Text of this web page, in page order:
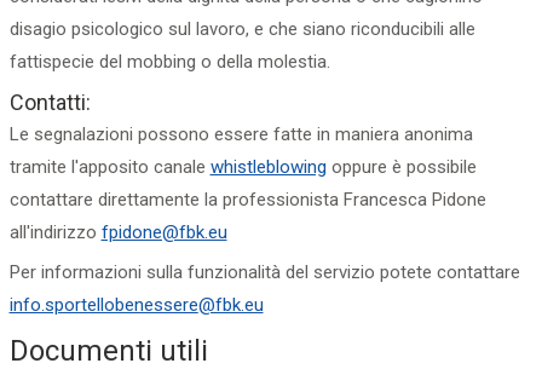
disagio psicologico sul lavoro, e che siano riconducibili alle
fattispecie del mobbing o della molestia.
Contatti:
Le segnalazioni possono essere fatte in maniera anonima
tramite l'apposito canale whistleblowing oppure è possibile
contattare direttamente la professionista Francesca Pidone
all'indirizzo fpidone@fbk.eu
Per informazioni sulla funzionalità del servizio potete contattare
info.sportellobenessere@fbk.eu
Documenti utili